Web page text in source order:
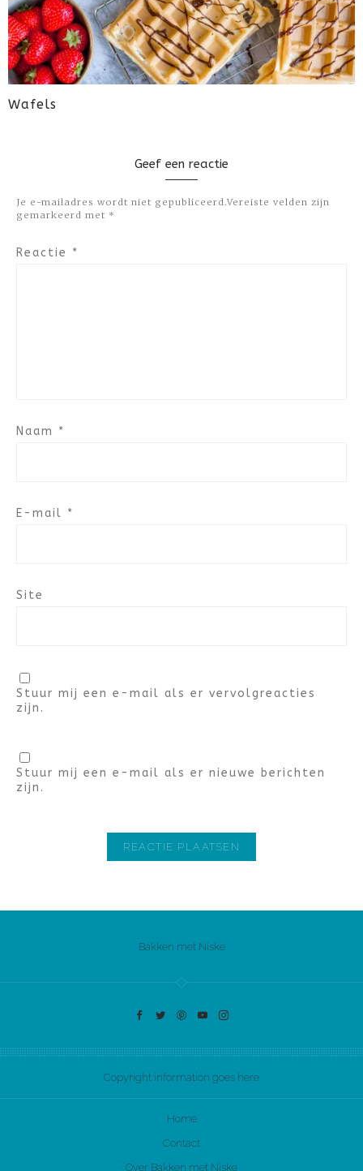
Wafels
Geef een reactie
Je e-mailadres wordt niet gepubliceerd.Vereiste velden zijn
gemarkeerd met *
Reactie *
Naam *
E-mail *
Site
Stuur mij een e-mail als er vervolgreacties
zijn.
Stuur mij een e-mail als er nieuwe berichten
zijn.
Bakken met Niske
Copyright information goes here
Home
Contact
Over Bakken met Niske